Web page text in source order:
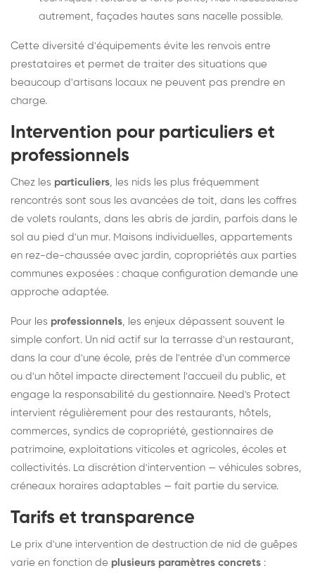
autrement, façades hautes sans nacelle possible.
Cette diversité d'équipements évite les renvois entre
prestataires et permet de traiter des situations que
beaucoup d'artisans locaux ne peuvent pas prendre en
charge.
Intervention pour particuliers et
professionnels
Chez les particuliers, les nids les plus fréquemment
rencontrés sont sous les avancées de toit, dans les coffres
de volets roulants, dans les abris de jardin, parfois dans le
sol au pied d'un mur. Maisons individuelles, appartements
en rez-de-chaussée avec jardin, copropriétés aux parties
communes exposées : chaque configuration demande une
approche adaptée.
Pour les professionnels, les enjeux dépassent souvent le
simple confort. Un nid actif sur la terrasse d'un restaurant,
dans la cour d'une école, près de l'entrée d'un commerce
ou d'un hôtel impacte directement l'accueil du public, et
engage la responsabilité du gestionnaire. Need's Protect
intervient régulièrement pour des restaurants, hôtels,
commerces, syndics de copropriété, gestionnaires de
patrimoine, exploitations viticoles et agricoles, écoles et
collectivités. La discrétion d'intervention — véhicules sobres,
créneaux horaires adaptables — fait partie du service.
Tarifs et transparence
Le prix d'une intervention de destruction de nid de guêpes
varie en fonction de plusieurs paramètres concrets :